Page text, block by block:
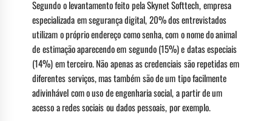
Segundo o levantamento feito pela Skynet Softtech, empresa
especializada em segurança digital, 20% dos entrevistados
utilizam o próprio endereço como senha, com o nome do animal
de estimação aparecendo em segundo (15%) e datas especiais
(14%) em terceiro. Não apenas as credenciais são repetidas em
diferentes serviços, mas também são de um tipo facilmente
adivinhável com o uso de engenharia social, a partir de um
acesso a redes sociais ou dados pessoais, por exemplo.